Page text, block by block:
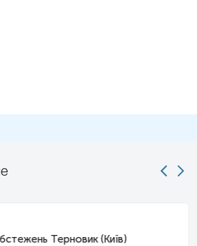
вживання невеликої кількості
здачею крові витримати максимально
крові бажано поїти чистою
результату відбір має провести
лікар тощо.
Терновик (Київ)